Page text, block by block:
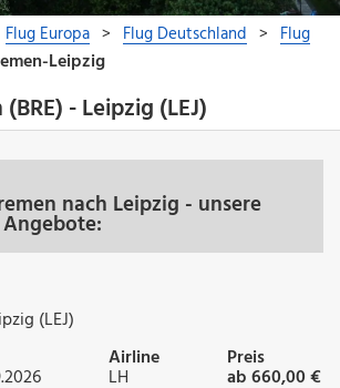
- Leipzig (LEJ)
nach Leipzig - unsere
(LEJ)
Airline
LH
Preis
ab 660,00 €